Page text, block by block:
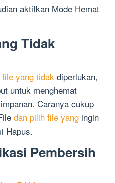
aktifkan Mode Hemat
Tidak
file yang tidak diperlukan,
untuk menghemat
Caranya cukup
dan pilih file yang ingin
Hapus.
Pembersih